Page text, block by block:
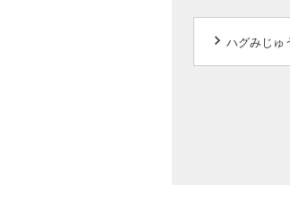
keyboard_arrow_right ハグみじゅ